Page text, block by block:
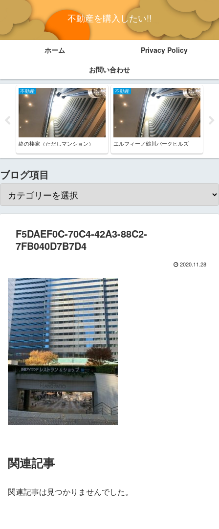
不動産を購入したい!!
ホーム
Privacy Policy
お問い合わせ
不動産
終の棲家（ただしマンション）
不動産
エルフィーノ鶴川パークヒルズ
ブログ項目
F5DAEF0C-70C4-42A3-88C2-
7FB040D7B7D4
2020.11.28
関連記事
関連記事は見つかりませんでした。